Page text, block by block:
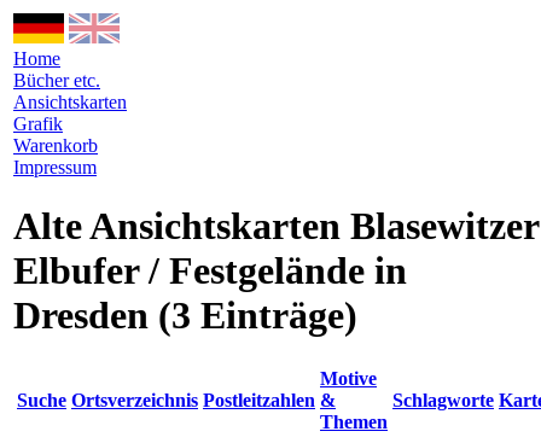
Home
Bücher etc.
Ansichtskarten
Grafik
Warenkorb
Impressum
Alte Ansichtskarten Blasewitzer
Elbufer / Festgelände in
Dresden (3 Einträge)
Suche Ortsverzeichnis Postleitzahlen
Motive
&
Themen
Schlagworte